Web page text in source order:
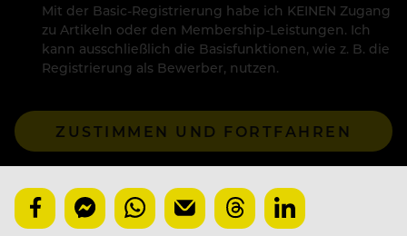
Mit der Basic-Registrierung habe ich KEINEN Zugang
zu Artikeln oder den Membership-Leistungen. Ich
kann ausschließlich die Basisfunktionen, wie z. B. die
Registrierung als Bewerber, nutzen.
ZUSTIMMEN UND FORTFAHREN